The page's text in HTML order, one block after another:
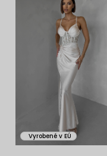
Vyrobené v EÚ